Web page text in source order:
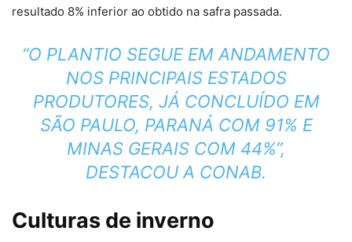
resultado 8% inferior ao obtido na safra passada.
“O PLANTIO SEGUE EM ANDAMENTO
NOS PRINCIPAIS ESTADOS
PRODUTORES, JÁ CONCLUÍDO EM
SÃO PAULO, PARANÁ COM 91% E
MINAS GERAIS COM 44%”,
DESTACOU A CONAB.
Culturas de inverno